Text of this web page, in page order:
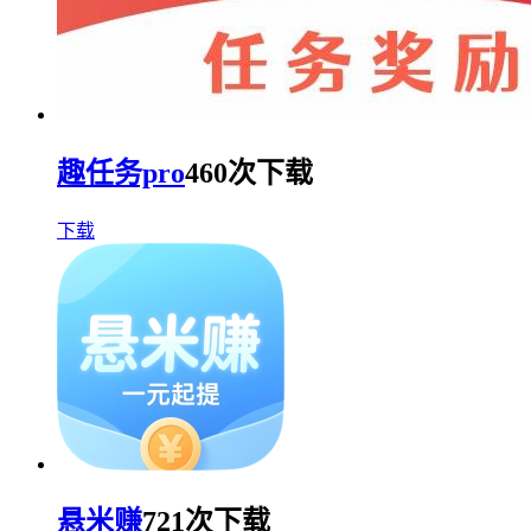
趣任务pro460次下载
下载
悬米赚721次下载